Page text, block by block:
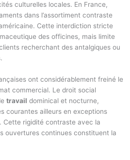
culturelles locales. En France,
dans l’assortiment contraste
Cette interdiction stricte
des officines, mais limite
recherchant des antalgiques ou
ont considérablement freiné le
commercial. Le droit social
travail dominical et nocturne,
courantes ailleurs en exceptions
Cette rigidité contraste avec la
ouvertures continues constituent la